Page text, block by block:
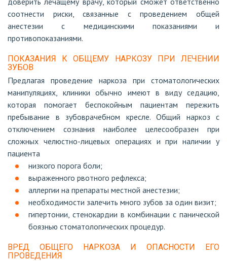
соотнести риски, связанные с проведением общей
анестезии с медицинскими показаниями и
противопоказаниями.
ПОКАЗАНИЯ К ОБЩЕМУ НАРКОЗУ ПРИ ЛЕЧЕНИИ
ЗУБОВ
Предлагая проведение наркоза при стоматологических
манипуляциях, клиники обычно имеют в виду седацию,
которая помогает беспокойным пациентам пережить
пребывание в зубоврачебном кресле. Общий наркоз с
отключением сознания наиболее целесообразен при
сложных челюстно-лицевых операциях и при наличии у
пациента
низкого порога боли;
выраженного рвотного рефлекса;
аллергии на препараты местной анестезии;
необходимости залечить много зубов за один визит;
гипертонии, стенокардии в комбинации с панической
боязнью стоматологических процедур.
ВРЕД ОБЩЕГО НАРКОЗА И ОПАСНОСТИ ЕГО
ПРОВЕДЕНИЯ